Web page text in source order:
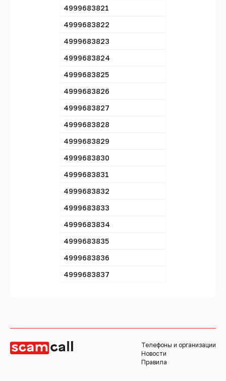
4999683821
4999683822
4999683823
4999683824
4999683825
4999683826
4999683827
4999683828
4999683829
4999683830
4999683831
4999683832
4999683833
4999683834
4999683835
4999683836
4999683837
Телефоны и организации
Новости
Правила